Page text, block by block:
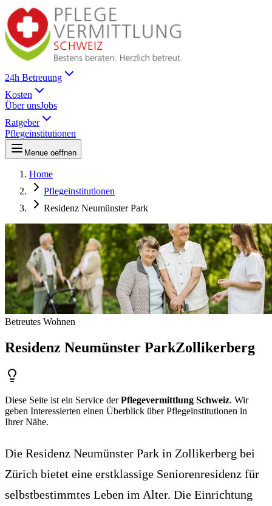
24h Betreuung
Kosten
Über unsJobs
Ratgeber
Pflegeinstitutionen
Menue oeffnen
Home
Pflegeinstitutionen
Residenz Neumünster Park
Betreutes Wohnen
Residenz Neumünster ParkZollikerberg
Diese Seite ist ein Service derPflegevermittlung Schweiz. Wir
geben Interessierten einen Überblick über Pflegeinstitutionen in
Ihrer Nähe.
Die Residenz Neumünster Park in Zollikerberg bei
Zürich bietet eine erstklassige Seniorenresidenz für
selbstbestimmtes Leben im Alter. Die Einrichtung